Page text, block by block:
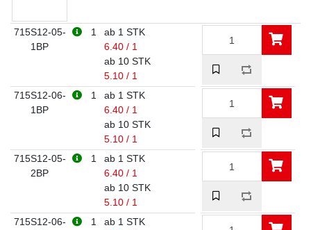
715S12-05-
1BP
1
ab 1 STK
6.40 / 1
ab 10 STK
5.10 / 1
715S12-06-
1BP
1
ab 1 STK
6.40 / 1
ab 10 STK
5.10 / 1
715S12-05-
2BP
1
ab 1 STK
6.40 / 1
ab 10 STK
5.10 / 1
715S12-06-
1
ab 1 STK